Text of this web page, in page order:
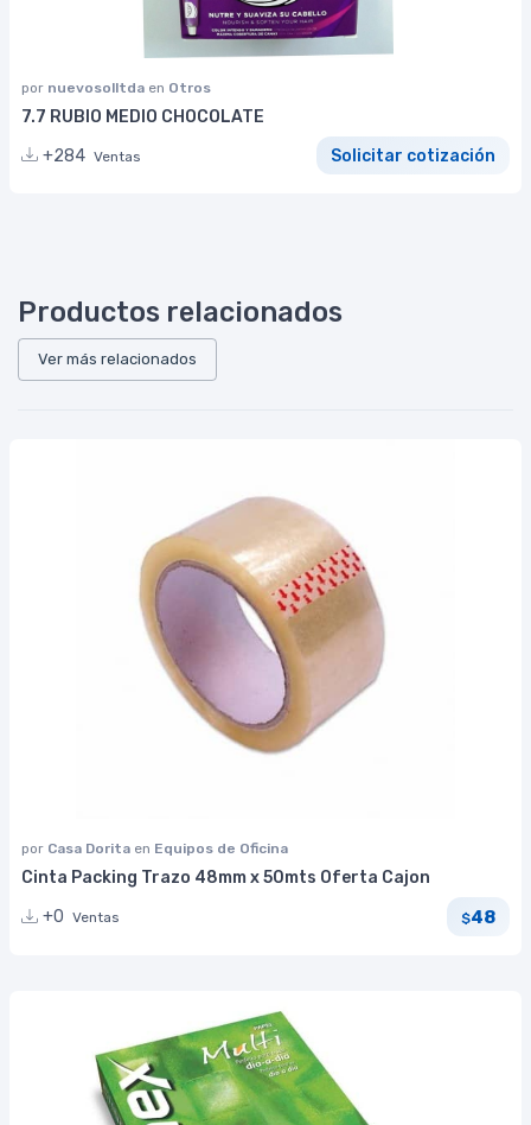
por nuevosolltda en Otros
7.7 RUBIO MEDIO CHOCOLATE
+284 Ventas Solicitar cotización
Productos relacionados
Ver más relacionados
por Casa Dorita en Equipos de Oficina
Cinta Packing Trazo 48mm x 50mts Oferta Cajon
+0 Ventas $48